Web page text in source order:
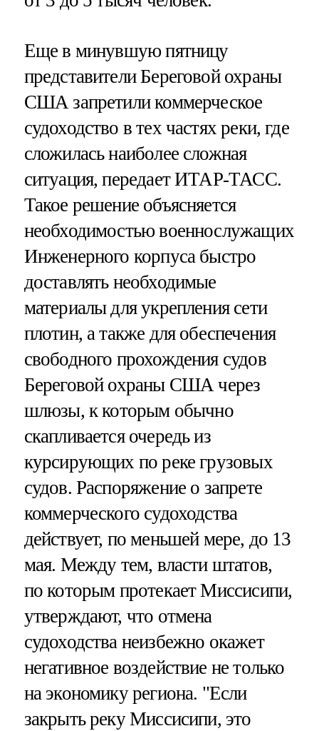
Еще в минувшую пятницу
представители Береговой охраны
США запретили коммерческое
судоходство в тех частях реки, где
сложилась наиболее сложная
ситуация, передает ИТАР-ТАСС.
Такое решение объясняется
необходимостью военнослужащих
Инженерного корпуса быстро
доставлять необходимые
материалы для укрепления сети
плотин, а также для обеспечения
свободного прохождения судов
Береговой охраны США через
шлюзы, к которым обычно
скапливается очередь из
курсирующих по реке грузовых
судов. Распоряжение о запрете
коммерческого судоходства
действует, по меньшей мере, до 13
мая. Между тем, власти штатов,
по которым протекает Миссисипи,
утверждают, что отмена
судоходства неизбежно окажет
негативное воздействие не только
на экономику региона. "Если
закрыть реку Миссисипи, это